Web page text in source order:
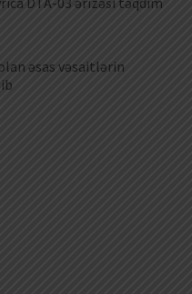
əsas vəsaitlərin